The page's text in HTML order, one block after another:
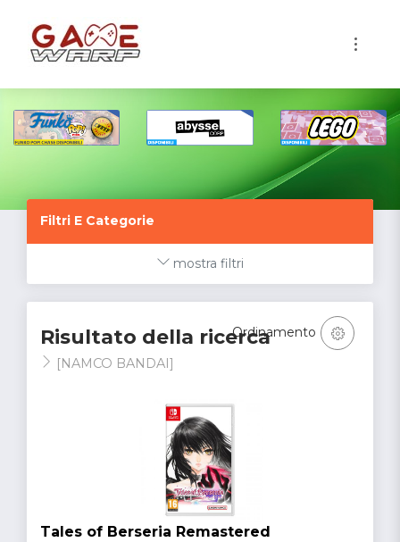
Filtri E Categorie
mostra filtri
Risultato della ricerca
[NAMCO BANDAI]
Ordinamento
Tales of Berseria Remastered